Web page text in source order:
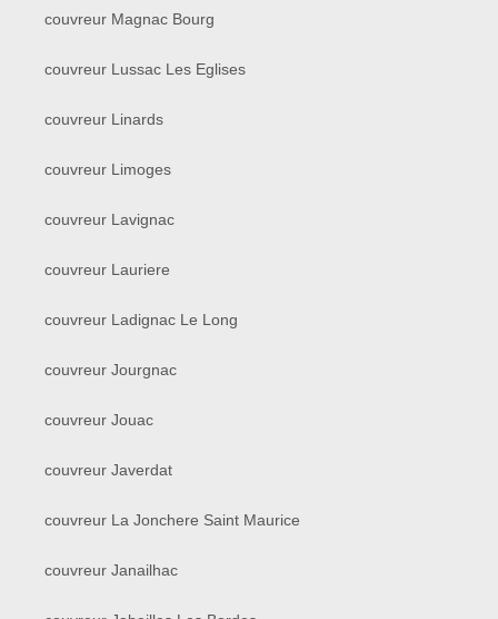
couvreur Magnac Bourg
couvreur Lussac Les Eglises
couvreur Linards
couvreur Limoges
couvreur Lavignac
couvreur Lauriere
couvreur Ladignac Le Long
couvreur Jourgnac
couvreur Jouac
couvreur Javerdat
couvreur La Jonchere Saint Maurice
couvreur Janailhac